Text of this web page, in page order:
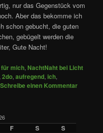
nur das Gegenstück vom
Aber das bekomme ich
schon gebucht, die guten
gebügelt werden die
Gute Nacht!
mich,NachtNaht bei Licht
,2do,aufregend,ich,
Schreibe einen Kommentar
F S S